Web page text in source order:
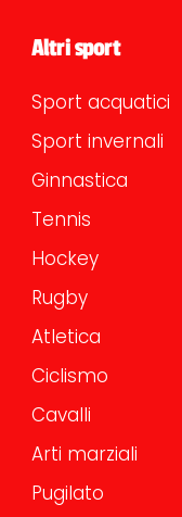
Altri sport
Sport acquatici
Sport invernali
Ginnastica
Tennis
Hockey
Rugby
Atletica
Ciclismo
Cavalli
Arti marziali
Pugilato